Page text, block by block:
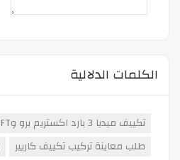
الكلمات الدلالية
تكييف ميديا 3 بارد اكستريم برو وMedia Xtreme pro M1SEFT
طلب معاينة تركيب تكييف كاريير